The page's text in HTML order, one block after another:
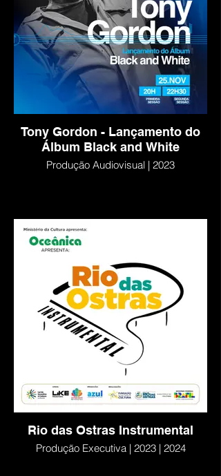
Tony Gordon - Lançamento do
Álbum Black and White
Produção Audiovisual | 2023
Rio das Ostras Instrumental
Produção Executiva | 2023 | 2024